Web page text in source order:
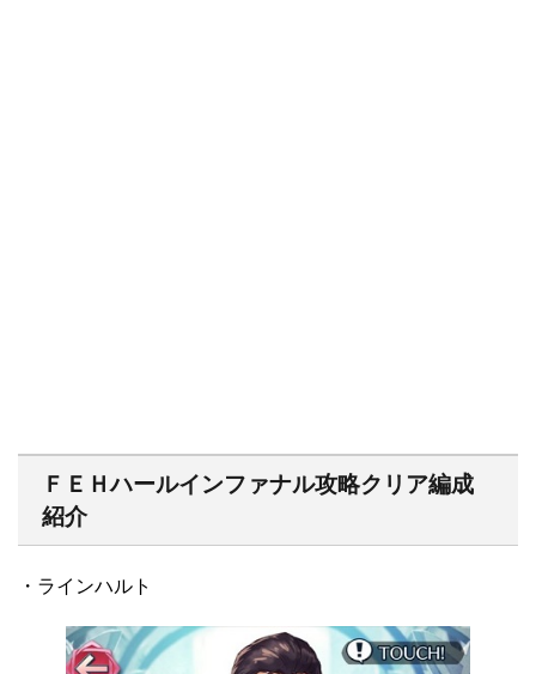
ＦＥＨハールインファナル攻略クリア編成
紹介
・ラインハルト